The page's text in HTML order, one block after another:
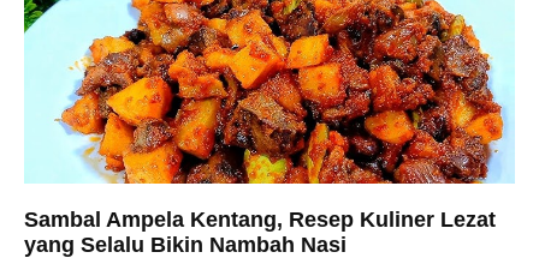
Sambal Ampela Kentang, Resep Kuliner Lezat
yang Selalu Bikin Nambah Nasi